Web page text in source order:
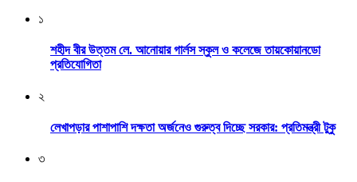
১
শহীদ বীর উত্তম লে. আনোয়ার গার্লস স্কুল ও কলেজে তায়কোয়ানডো
প্রতিযোগিতা
২
লেখাপড়ার পাশাপাশি দক্ষতা অর্জনেও গুরুত্ব দিচ্ছে সরকার: প্রতিমন্ত্রী টুকু
৩